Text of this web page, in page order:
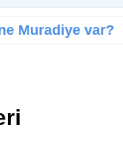
Muradiye var?